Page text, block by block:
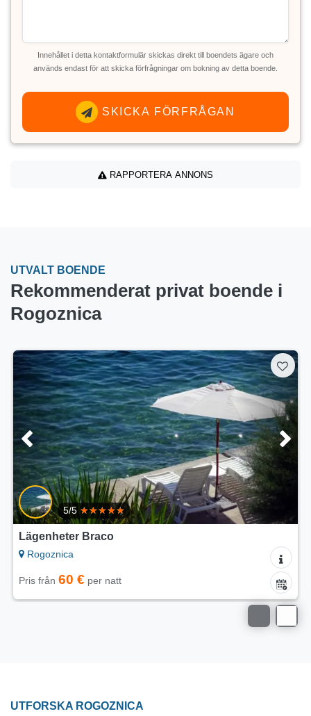
Innehållet i detta kontaktformulär skickas direkt till boendets ägare och
används endast för att skicka förfrågningar om bokning av detta boende.
SKICKA FÖRFRÅGAN
RAPPORTERA ANNONS
UTVALT BOENDE
Rekommenderat privat boende i
Rogoznica
5/5
Lägenheter Tomo
Rogoznica
Pris från 75 € per natt
UTFORSKA ROGOZNICA